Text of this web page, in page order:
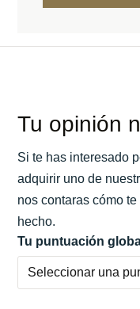
Tu opinión
Si te has interesado
adquirir uno de
nos contaras cómo
hecho.
Tu puntuación